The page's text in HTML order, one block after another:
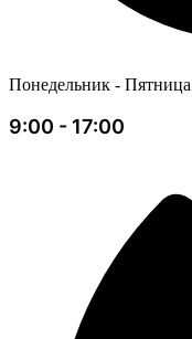
Понедельник - Пятница
9:00 - 17:00